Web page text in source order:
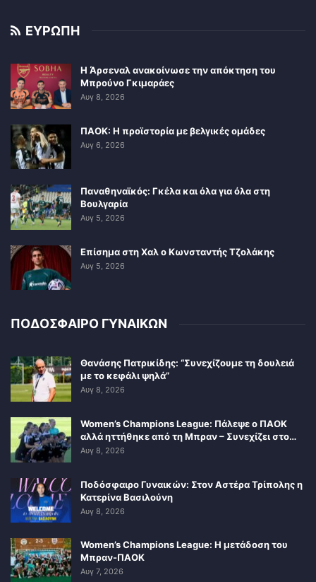
ΕΥΡΩΠΗ
Η Άρσεναλ ανακοίνωσε την απόκτηση του
Μπρούνο Γκιμαράες
Αυγ 8, 2026
ΠΑΟΚ: Η προϊστορία με βελγικές ομάδες
Αυγ 6, 2026
Παναθηναϊκός: Γκέλα και όλα για όλα στη
Βουλγαρία
Αυγ 5, 2026
Επίσημα στη Χαλ ο Κωνσταντής Τζολάκης
Αυγ 5, 2026
ΠΟΔΟΣΦΑΙΡΟ ΓΥΝΑΙΚΩΝ
Θανάσης Πατρικίδης: “Συνεχίζουμε τη δουλειά
με το κεφάλι ψηλά”
Αυγ 8, 2026
Women’s Champions League: Πάλεψε ο ΠΑΟΚ
αλλά ηττήθηκε από τη Μπραν – Συνεχίζει στο…
Αυγ 8, 2026
Ποδόσφαιρο Γυναικών: Στον Αστέρα Τρίπολης η
Κατερίνα Βασιλούνη
Αυγ 8, 2026
Women’s Champions League: Η μετάδοση του
Μπραν-ΠΑΟΚ
Αυγ 7, 2026